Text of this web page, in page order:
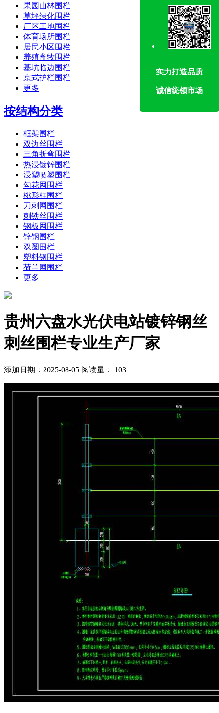
果园山林围栏
草坪绿化围栏
厂区工地围栏
体育场所围栏
居民小区围栏
养殖畜牧围栏
基坑临边围栏
京式护栏围栏
更多
按结构分类
框架围栏
双边丝围栏
三角折弯围栏
热浸镀锌围栏
浸塑喷塑围栏
勾花网围栏
桃形柱围栏
刀刺网围栏
刺铁丝围栏
钢板网围栏
锌钢围栏
双圈围栏
塑料钢围栏
荷兰网围栏
更多
贵州六盘水光伏电站镀锌钢丝
刺丝围栏专业生产厂家
添加日期：2025-08-05 阅读量： 103
实力打造品质
诚信统领市场